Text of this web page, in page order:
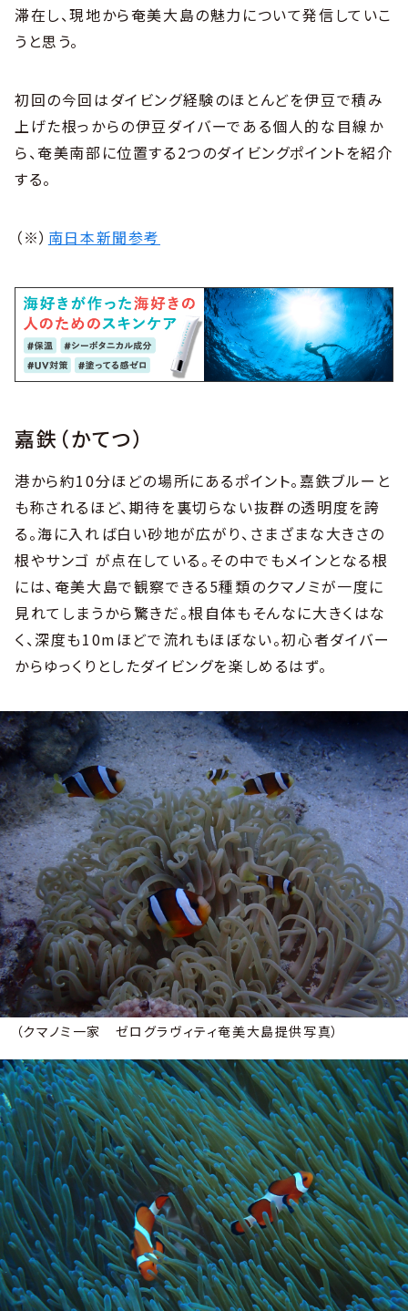
滞在し、現地から奄美大島の魅力について発信していこ
うと思う。
初回の今回はダイビング経験のほとんどを伊豆で積み
上げた根っからの伊豆ダイバーである個人的な目線か
ら、奄美南部に位置する2つのダイビングポイントを紹介
する。
（※） 南日本新聞参考
嘉鉄（かてつ）
港から約10分ほどの場所にあるポイント。嘉鉄ブルーと
も称されるほど、期待を裏切らない抜群の透明度を誇
る。海に入れば白い砂地が広がり、さまざまな大きさの
根やサンゴ が点在している。その中でもメインとなる根
には、奄美大島で観察できる5種類のクマノミが一度に
見れてしまうから驚きだ。根自体もそんなに大きくはな
く、深度も10mほどで流れもほぼない。初心者ダイバー
からゆっくりとしたダイビングを楽しめるはず。
（クマノミ一家 ゼログラヴィティ奄美大島提供写真）